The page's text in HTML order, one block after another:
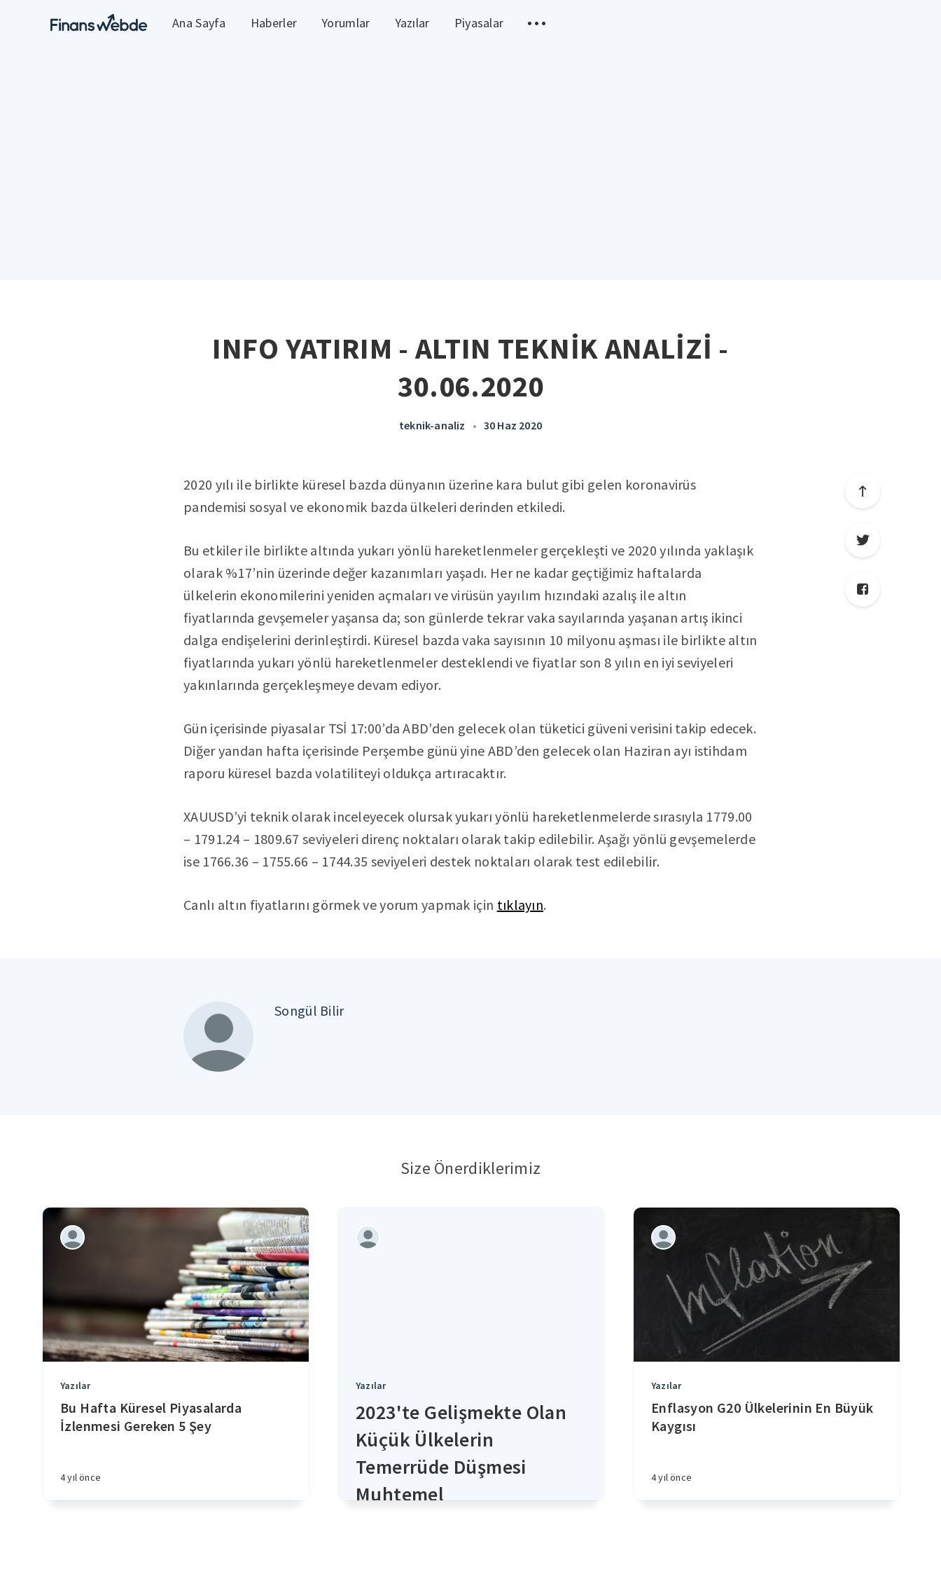
Ana Sayfa Haberler Yorumlar Yazılar Piyasalar
INFO YATIRIM - ALTIN TEKNİK ANALİZİ -
30.06.2020
teknik-analiz • 30 Haz 2020
2020 yılı ile birlikte küresel bazda dünyanın üzerine kara bulut gibi gelen koronavirüs
pandemisi sosyal ve ekonomik bazda ülkeleri derinden etkiledi.
Bu etkiler ile birlikte altında yukarı yönlü hareketlenmeler gerçekleşti ve 2020 yılında yaklaşık
olarak %17’nin üzerinde değer kazanımları yaşadı. Her ne kadar geçtiğimiz haftalarda
ülkelerin ekonomilerini yeniden açmaları ve virüsün yayılım hızındaki azalış ile altın
fiyatlarında gevşemeler yaşansa da; son günlerde tekrar vaka sayılarında yaşanan artış ikinci
dalga endişelerini derinleştirdi. Küresel bazda vaka sayısının 10 milyonu aşması ile birlikte altın
fiyatlarında yukarı yönlü hareketlenmeler desteklendi ve fiyatlar son 8 yılın en iyi seviyeleri
yakınlarında gerçekleşmeye devam ediyor.
Gün içerisinde piyasalar TSİ 17:00’da ABD’den gelecek olan tüketici güveni verisini takip edecek.
Diğer yandan hafta içerisinde Perşembe günü yine ABD’den gelecek olan Haziran ayı istihdam
raporu küresel bazda volatiliteyi oldukça artıracaktır.
XAUUSD’yi teknik olarak inceleyecek olursak yukarı yönlü hareketlenmelerde sırasıyla 1779.00
– 1791.24 – 1809.67 seviyeleri direnç noktaları olarak takip edilebilir. Aşağı yönlü gevşemelerde
ise 1766.36 – 1755.66 – 1744.35 seviyeleri destek noktaları olarak test edilebilir.
Canlı altın fiyatlarını görmek ve yorum yapmak için tıklayın.
Songül Bilir
Size Önerdiklerimiz
Yazılar
Bu Hafta Küresel Piyasalarda
İzlenmesi Gereken 5 Şey
4 yıl önce
Yazılar
2023'te Gelişmekte Olan
Küçük Ülkelerin
Temerrüde Düşmesi
Muhtemel
Yazılar
Enflasyon G20 Ülkelerinin En Büyük
Kaygısı
4 yıl önce